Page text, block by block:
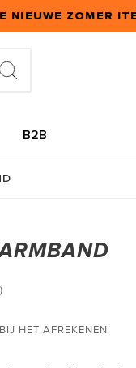
NIEUWE ZOMER
B2B
HET AFREKENEN